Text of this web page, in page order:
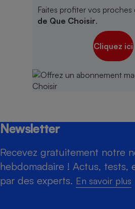
Faites profiter vos proches
de Que Choisir.
Cliquez ici
Newsletter
Recevez gratuitement notre
hebdomadaire ! Actus, tests,
par des experts. En savoir plus